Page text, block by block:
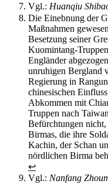
Vgl.: Huanqiu
Die Einebnung der
Maßnahmen
Besetzung seiner
Kuomintang-
Engländer
unruhigen Bergland
Regierung in
chinesischen
Abkommen mit
Truppen nach
Befürchtungen
Birmas, die ihre
Kachin, der Schan
nördlichen Birma
↩
Vgl.: Nanfang